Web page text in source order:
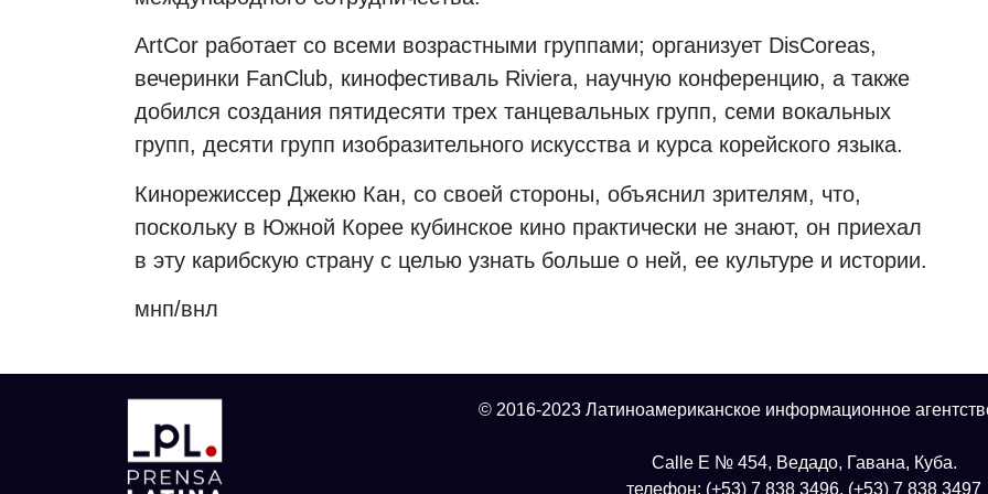
ArtCor работает со всеми возрастными группами; организует DisCoreas,
вечеринки FanClub, кинофестиваль Riviera, научную конференцию, а также
добился создания пятидесяти трех танцевальных групп, семи вокальных
групп, десяти групп изобразительного искусства и курса корейского языка.
Кинорежиссер Джекю Кан, со своей стороны, объяснил зрителям, что,
поскольку в Южной Корее кубинское кино практически не знают, он приехал
в эту карибскую страну с целью узнать больше о ней, ее культуре и истории.
мнп/внл
© 2016-2023 Латиноамериканское информационное
Calle E № 454, Ведадо, Гавана, Куба.
телефон: (+53) 7 838 3496, (+53) 7 838 3497